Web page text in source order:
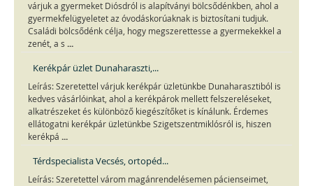
várjuk a gyermeket Diósdról is alapítványi bölcsődénkben, ahol a
gyermekfelügyeletet az óvodáskorúaknak is biztosítani tudjuk.
Családi bölcsődénk célja, hogy megszerettesse a gyermekekkel a
zenét, a s ...
Kerékpár üzlet Dunaharaszti,...
Leírás: Szeretettel várjuk kerékpár üzletünkbe Dunaharasztiból is
kedves vásárlóinkat, ahol a kerékpárok mellett felszereléseket,
alkatrészeket és különböző kiegészítőket is kínálunk. Érdemes
ellátogatni kerékpár üzletünkbe Szigetszentmiklósról is, hiszen
kerékpá ...
Térdspecialista Vecsés, ortopéd...
Leírás: Szeretettel várom magánrendelésemen pácienseimet,